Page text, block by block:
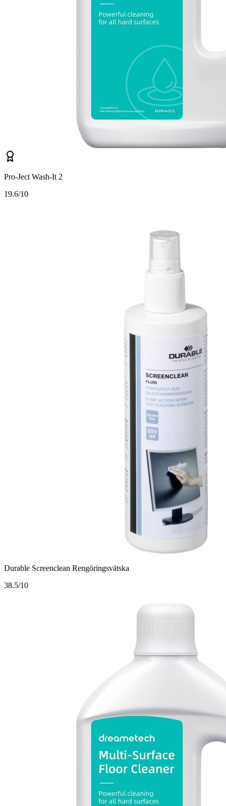
Pro-Ject Wash-It 2
19.6/10
Durable Screenclean Rengöringsvätska
38.5/10